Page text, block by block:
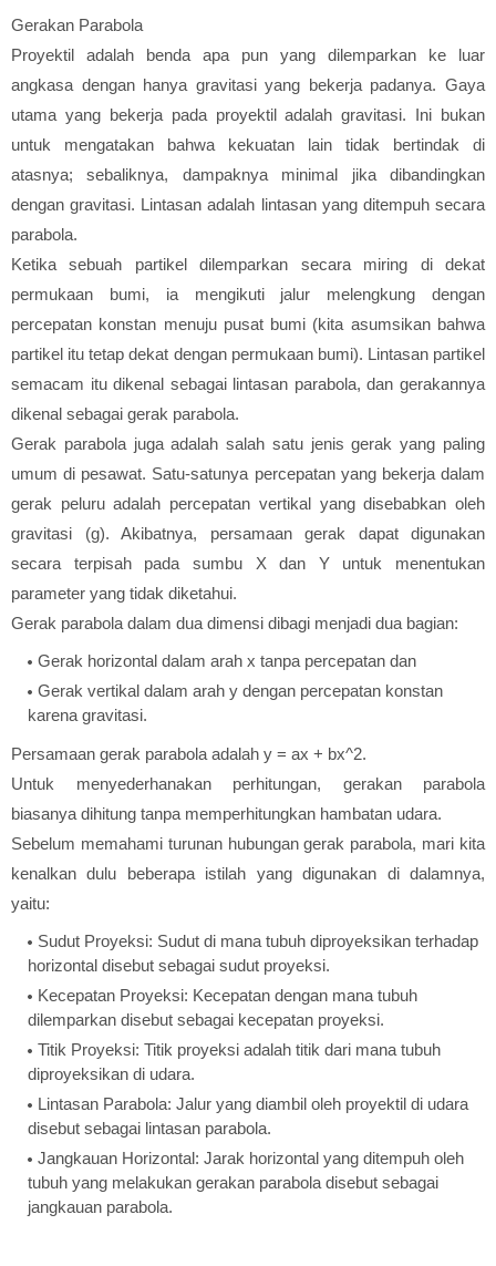
Gerakan Parabola
Proyektil adalah benda apa pun yang dilemparkan ke luar
angkasa dengan hanya gravitasi yang bekerja padanya. Gaya
utama yang bekerja pada proyektil adalah gravitasi. Ini bukan
untuk mengatakan bahwa kekuatan lain tidak bertindak di
atasnya; sebaliknya, dampaknya minimal jika dibandingkan
dengan gravitasi. Lintasan adalah lintasan yang ditempuh secara
parabola.
Ketika sebuah partikel dilemparkan secara miring di dekat
permukaan bumi, ia mengikuti jalur melengkung dengan
percepatan konstan menuju pusat bumi (kita asumsikan bahwa
partikel itu tetap dekat dengan permukaan bumi). Lintasan partikel
semacam itu dikenal sebagai lintasan parabola, dan gerakannya
dikenal sebagai gerak parabola.
Gerak parabola juga adalah salah satu jenis gerak yang paling
umum di pesawat. Satu-satunya percepatan yang bekerja dalam
gerak peluru adalah percepatan vertikal yang disebabkan oleh
gravitasi (g). Akibatnya, persamaan gerak dapat digunakan
secara terpisah pada sumbu X dan Y untuk menentukan
parameter yang tidak diketahui.
Gerak parabola dalam dua dimensi dibagi menjadi dua bagian:
Gerak horizontal dalam arah x tanpa percepatan dan
Gerak vertikal dalam arah y dengan percepatan konstan
karena gravitasi.
Persamaan gerak parabola adalah y = ax + bx^2.
Untuk menyederhanakan perhitungan, gerakan parabola
biasanya dihitung tanpa memperhitungkan hambatan udara.
Sebelum memahami turunan hubungan gerak parabola, mari kita
kenalkan dulu beberapa istilah yang digunakan di dalamnya,
yaitu:
Sudut Proyeksi: Sudut di mana tubuh diproyeksikan terhadap
horizontal disebut sebagai sudut proyeksi.
Kecepatan Proyeksi: Kecepatan dengan mana tubuh
dilemparkan disebut sebagai kecepatan proyeksi.
Titik Proyeksi: Titik proyeksi adalah titik dari mana tubuh
diproyeksikan di udara.
Lintasan Parabola: Jalur yang diambil oleh proyektil di udara
disebut sebagai lintasan parabola.
Jangkauan Horizontal: Jarak horizontal yang ditempuh oleh
tubuh yang melakukan gerakan parabola disebut sebagai
jangkauan parabola.